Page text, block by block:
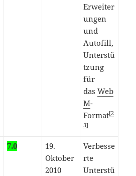
Erweiter
ungen
und
Autofill,
Unterstü
tzung
für
dasWeb
M-
Format[2
3]
7.0
19.
Oktober
2010
Verbesse
rte
Unterstü